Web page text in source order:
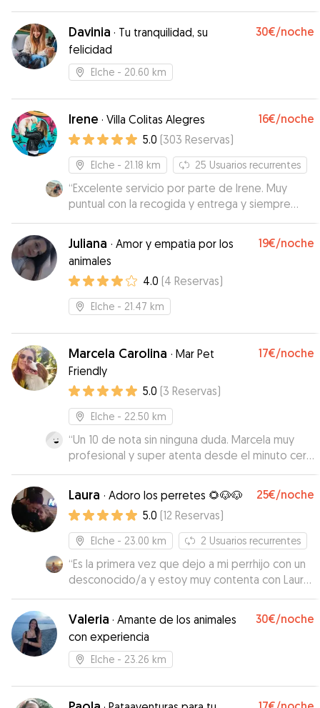
fotos y vídeos, le ha cuidado un montón y
además nuestros perros se han llevado genial.
Sin duda ya tengo cuidadora de confianza.”
Davinia · Tu tranquilidad, su
felicidad
30€/noche
Elche - 20.60 km
Irene · Villa Colitas Alegres 16€/noche
5.0 (303 Reservas)
Elche - 21.18 km 25 Usuarios recurrentes
“Excelente servicio por parte de Irene. Muy
puntual con la recogida y entrega y siempre
atenta a mandarte videos de mi pawpaw 🐶 Sin
duda repetiremos!
Juliana · Amor y empatia por los
animales
19€/noche
4.0 (4 Reservas)
Elche - 21.47 km
Marcela Carolina · Mar Pet
Friendly
17€/noche
5.0 (3 Reservas)
Elche - 22.50 km
“Un 10 de nota sin ninguna duda. Marcela muy
profesional y super atenta desde el minuto cero
y respetando todas las indicaciones que
necesitaba Pikachu. No esperábamos
encontrarnos las instalaciones tan preparadas
para nuestro perro que tenía Marcela para que
pase un día de lo más entretenido. Volveremos
a confíar en ella para futuras veces sin duda!!”
Laura · Adoro los perretes 🌻🐶🐶 25€/noche
5.0 (12 Reservas)
Elche - 23.00 km 2 Usuarios recurrentes
“Es la primera vez que dejo a mi perrhijo con un
desconocido/a y estoy muy contenta con Laura.
Muy simpática, puntual y atenta, me ha
transmitodo confianza en todo momento.
Repetiría sin duda. ”
Valeria · Amante de los animales
con experiencia
30€/noche
Elche - 23.26 km